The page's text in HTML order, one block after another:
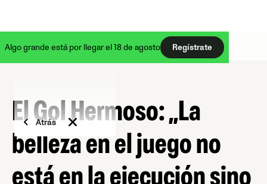
Algo grande está por llegar el 18 de agosto Regístrate
Atrás
El Gol Hermoso: „La
belleza en el juego no